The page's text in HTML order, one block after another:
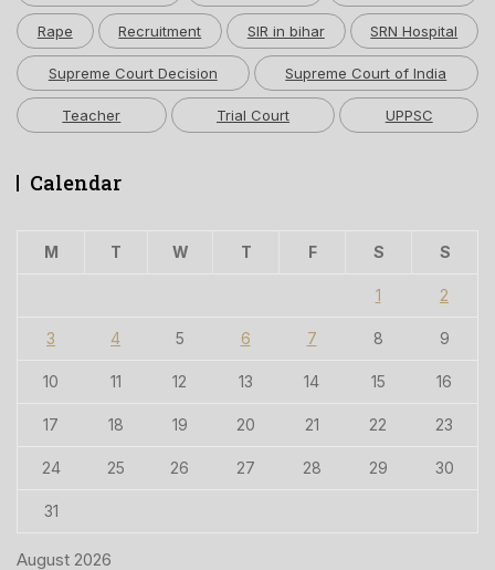
Rape Recruitment SIR in bihar SRN Hospital
Supreme Court Decision Supreme Court of India
Teacher Trial Court UPPSC
Calendar
August 2026
M T W T F S S
1 2
3 4 5 6 7 8 9
10 11 12 13 14 15 16
17 18 19 20 21 22 23
24 25 26 27 28 29 30
31